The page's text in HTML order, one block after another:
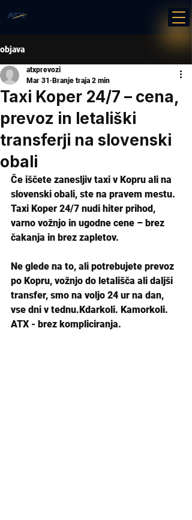
objava
Taxi Koper 24/7 – cena,
prevoz in letališki
transferji na slovenski
obali
atxprevozi
Mar 31
Branje traja 2 min
Če iščete zanesljiv taxi v Kopru ali na
slovenski obali, ste na pravem mestu.
Taxi Koper 24/7 nudi hiter prihod,
varno vožnjo in ugodne cene – brez
čakanja in brez zapletov.
Ne glede na to, ali potrebujete prevoz
po Kopru, vožnjo do letališča ali daljši
transfer, smo na voljo 24 ur na dan,
vse dni v tednu.Kdarkoli. Kamorkoli.
ATX - brez kompliciranja.